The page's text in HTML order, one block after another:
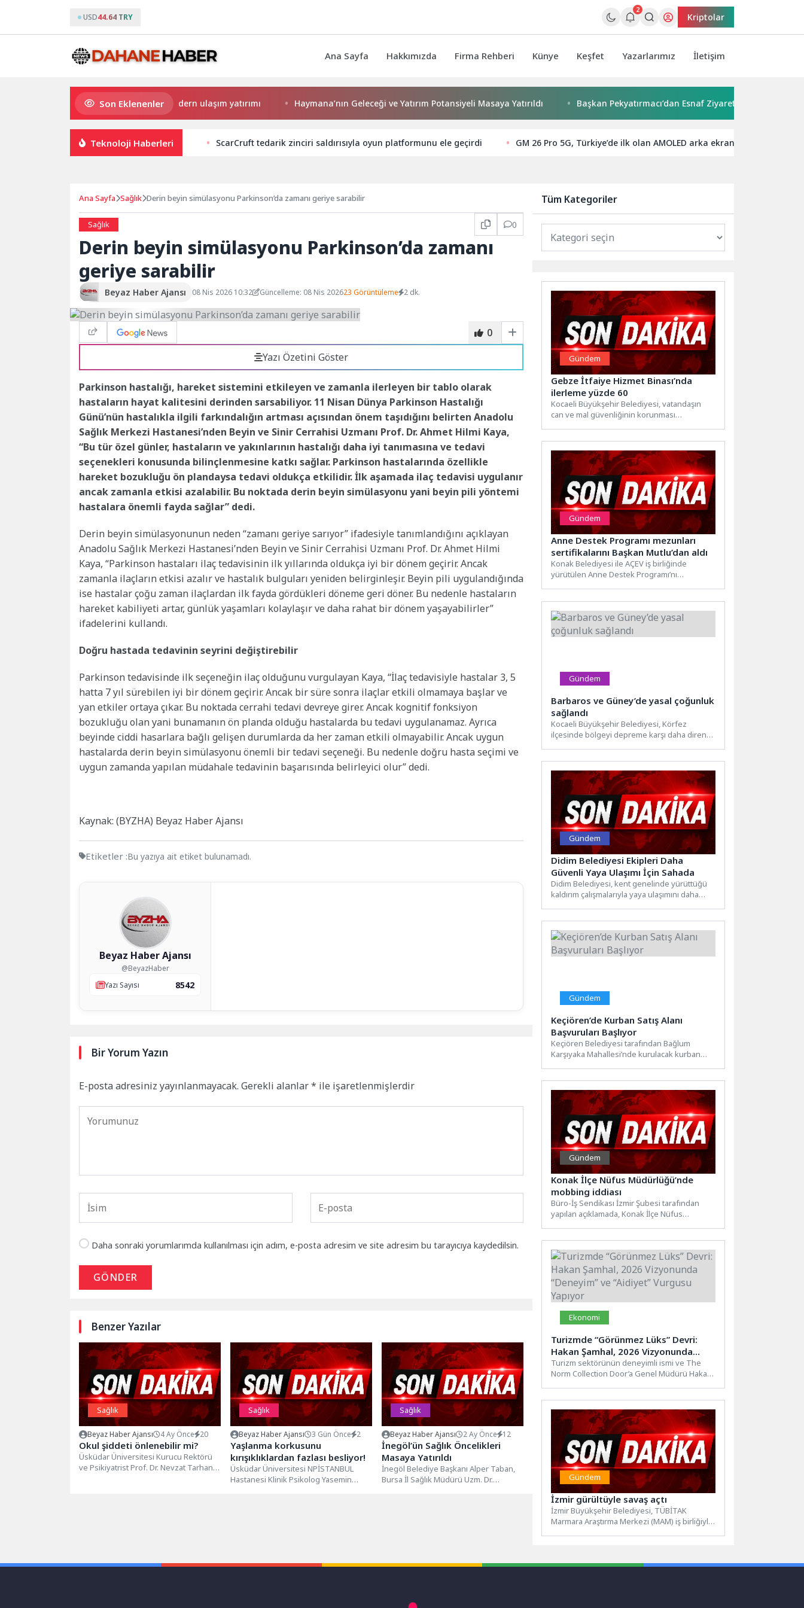
USD44.64 TRY
2
Kriptolar
Ana Sayfa Hakkımızda Firma Rehberi Künye Keşfet Yazarlarımız İletişim
Son Eklenenler
Büyükşehir’den Darıca’ya modern ulaşım yatırımı Haymana’nın Geleceği ve Yatırım Potansiyeli Masaya Yatırıldı Başkan Pekyatırmacı’dan Esnaf Ziyareti
Teknoloji Haberleri ScarCruft tedarik zinciri saldırısıyla oyun platformunu ele geçirdi GM 26 Pro 5G, Türkiye’de ilk olan AMOLED arka ekranıyla fark
Ana Sayfa Sağlık Derin beyin simülasyonu Parkinson’da zamanı geriye sarabilir
Sağlık 0
Derin beyin simülasyonu Parkinson’da zamanı
geriye sarabilir
Beyaz Haber Ajansı 08 Nis 2026 10:32 Güncelleme: 08 Nis 202623 Görüntüleme 2 dk.
0
Yazı Özetini Göster
Parkinson hastalığı, hareket sistemini etkileyen ve zamanla ilerleyen bir tablo olarak
hastaların hayat kalitesini derinden sarsabiliyor. 11 Nisan Dünya Parkinson Hastalığı
Günü’nün hastalıkla ilgili farkındalığın artması açısından önem taşıdığını belirten Anadolu
Sağlık Merkezi Hastanesi’nden Beyin ve Sinir Cerrahisi Uzmanı Prof. Dr. Ahmet Hilmi Kaya,
“Bu tür özel günler, hastaların ve yakınlarının hastalığı daha iyi tanımasına ve tedavi
seçenekleri konusunda bilinçlenmesine katkı sağlar. Parkinson hastalarında özellikle
hareket bozukluğu ön plandaysa tedavi oldukça etkilidir. İlk aşamada ilaç tedavisi uygulanır
ancak zamanla etkisi azalabilir. Bu noktada derin beyin simülasyonu yani beyin pili yöntemi
hastalara önemli fayda sağlar” dedi.
Derin beyin simülasyonunun neden “zamanı geriye sarıyor” ifadesiyle tanımlandığını açıklayan
Anadolu Sağlık Merkezi Hastanesi’nden Beyin ve Sinir Cerrahisi Uzmanı Prof. Dr. Ahmet Hilmi
Kaya, “Parkinson hastaları ilaç tedavisinin ilk yıllarında oldukça iyi bir dönem geçirir. Ancak
zamanla ilaçların etkisi azalır ve hastalık bulguları yeniden belirginleşir. Beyin pili uygulandığında
ise hastalar çoğu zaman ilaçlardan ilk fayda gördükleri döneme geri döner. Bu nedenle hastaların
hareket kabiliyeti artar, günlük yaşamları kolaylaşır ve daha rahat bir dönem yaşayabilirler”
ifadelerini kullandı.
Doğru hastada tedavinin seyrini değiştirebilir
Parkinson tedavisinde ilk seçeneğin ilaç olduğunu vurgulayan Kaya, “İlaç tedavisiyle hastalar 3, 5
hatta 7 yıl sürebilen iyi bir dönem geçirir. Ancak bir süre sonra ilaçlar etkili olmamaya başlar ve
yan etkiler ortaya çıkar. Bu noktada cerrahi tedavi devreye girer. Ancak kognitif fonksiyon
bozukluğu olan yani bunamanın ön planda olduğu hastalarda bu tedavi uygulanamaz. Ayrıca
beyinde ciddi hasarlara bağlı gelişen durumlarda da her zaman etkili olmayabilir. Ancak uygun
hastalarda derin beyin simülasyonu önemli bir tedavi seçeneği. Bu nedenle doğru hasta seçimi ve
uygun zamanda yapılan müdahale tedavinin başarısında belirleyici olur” dedi.
Kaynak: (BYZHA) Beyaz Haber Ajansı
Etiketler :Bu yazıya ait etiket bulunamadı.
Beyaz Haber Ajansı
@BeyazHaber
Yazı Sayısı
8542
Bir Yorum Yazın
E-posta adresiniz yayınlanmayacak. Gerekli alanlar* ile işaretlenmişlerdir
Daha sonraki yorumlarımda kullanılması için adım, e-posta adresim ve site adresim bu tarayıcıya kaydedilsin.
GÖNDER
Benzer Yazılar
Sağlık
Beyaz Haber Ajansı 4 Ay Önce 20
Okul şiddeti önlenebilir mi?
Üsküdar Üniversitesi Kurucu Rektörü
ve Psikiyatrist Prof. Dr. Nevzat Tarhan,
Sağlık
Beyaz Haber Ajansı 3 Gün Önce 2
Yaşlanma korkusunu
kırışıklıklardan fazlası besliyor!
Üsküdar Üniversitesi NPİSTANBUL
Hastanesi Klinik Psikolog Yasemin
Sağlık
Beyaz Haber Ajansı 2 Ay Önce 12
İnegöl’ün Sağlık Öncelikleri
Masaya Yatırıldı
İnegöl Belediye Başkanı Alper Taban,
Bursa İl Sağlık Müdürü Uzm. Dr.
Tüm Kategoriler
Gündem
Gebze İtfaiye Hizmet Binası’nda
ilerleme yüzde 60
Kocaeli Büyükşehir Belediyesi, vatandaşın
can ve mal güvenliğinin korunması
Gündem
Anne Destek Programı mezunları
sertifikalarını Başkan Mutlu’dan aldı
Konak Belediyesi ile AÇEV iş birliğinde
yürütülen Anne Destek Programı’nı
Gündem
Barbaros ve Güney’de yasal çoğunluk
sağlandı
Kocaeli Büyükşehir Belediyesi, Körfez
ilçesinde bölgeyi depreme karşı daha dirençli
Gündem
Didim Belediyesi Ekipleri Daha
Güvenli Yaya Ulaşımı İçin Sahada
Didim Belediyesi, kent genelinde yürüttüğü
kaldırım çalışmalarıyla yaya ulaşımını daha
Gündem
Keçiören’de Kurban Satış Alanı
Başvuruları Başlıyor
Keçiören Belediyesi tarafından Bağlum
Karşıyaka Mahallesi’nde kurulacak kurban
Gündem
Konak İlçe Nüfus Müdürlüğü’nde
mobbing iddiası
Büro-İş Sendikası İzmir Şubesi tarafından
yapılan açıklamada, Konak İlçe Nüfus
Ekonomi
Turizmde “Görünmez Lüks” Devri:
Hakan Şamhal, 2026 Vizyonunda
“Deneyim” ve “Aidiyet” Vurgusu
Yapıyor
Turizm sektörünün deneyimli ismi ve The
Norm Collection Door’a Genel Müdürü Hakan
Gündem
İzmir gürültüyle savaş açtı
İzmir Büyükşehir Belediyesi, TÜBİTAK
Marmara Araştırma Merkezi (MAM) iş birliğiyle